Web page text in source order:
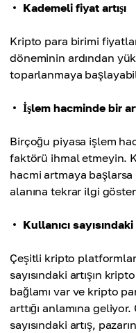
Kademeli fiyat artışı
Kripto para birimi
döneminin ardından
toparlanmaya
İşlem hacminde bir
Birçoğu piyasa işlem
faktörü ihmal etmeyin.
hacmi artmaya başlarsa
alanına tekrar ilgi
Kullanıcı sayısındaki
Çeşitli kripto
sayısındaki artışın
bağlamı var ve kripto
arttığı anlamına
sayısındaki artış,